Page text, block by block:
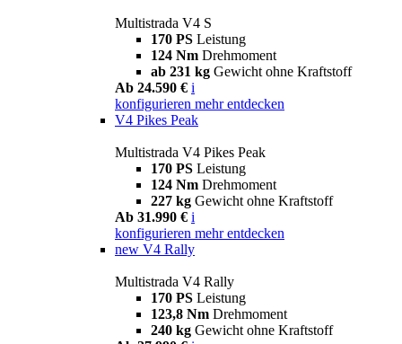
Multistrada V4 S
170 PS Leistung
124 Nm Drehmoment
ab 231 kg Gewicht ohne Kraftstoff
Ab 24.590 € i
konfigurieren mehr entdecken
V4 Pikes Peak
Multistrada V4 Pikes Peak
170 PS Leistung
124 Nm Drehmoment
227 kg Gewicht ohne Kraftstoff
Ab 31.990 € i
konfigurieren mehr entdecken
new V4 Rally
Multistrada V4 Rally
170 PS Leistung
123,8 Nm Drehmoment
240 kg Gewicht ohne Kraftstoff